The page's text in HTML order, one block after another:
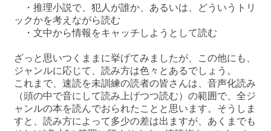
・推理小説で、犯人が誰か、あるいは、どういうトリ
ックかを考えながら読む
・文中から情報をキャッチしようとして読む
ざっと思いつくままに挙げてみましたが、この他にも、
ジャンルに応じて、読み方は色々とあるでしょう。
これまで、速読を未訓練の読者の皆さんは、音声化読み
（頭の中で音にして読み上げつつ読む）の範囲で、全ジ
ャンルの本を読んでおられたことと思います。そうしま
すと、読み方によって多少の差は出ますが、あくまでも